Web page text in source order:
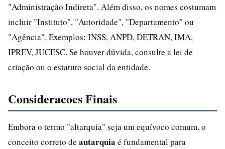
"Administração Indireta". Além disso, os nomes costumam
incluir "Instituto", "Autoridade", "Departamento" ou
"Agência". Exemplos: INSS, ANPD, DETRAN, IMA,
IPREV, JUCESC. Se houver dúvida, consulte a lei de
criação ou o estatuto social da entidade.
Consideracoes Finais
Embora o termo "altarquia" seja um equívoco comum, o
conceito correto de autarquia é fundamental para